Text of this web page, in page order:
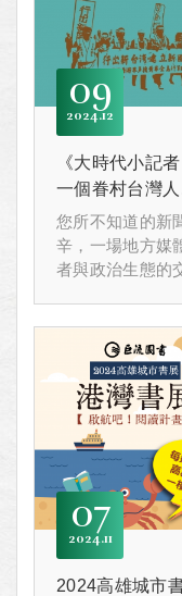
09
12
2024
《大時代小記者
一個眷村台灣人
私房筆記》新
享會(台南場)
您所不知道的新
辛，一場地方媒
者與政治生態的
文校園書局成大
功大學勝利校區
館1樓)
07
11
2024
2024高雄城市